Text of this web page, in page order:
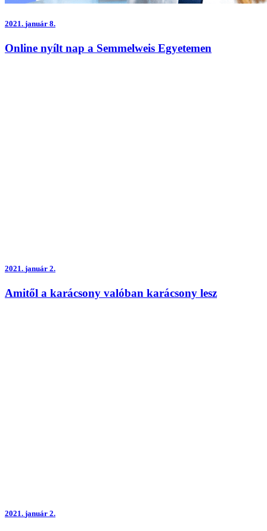
2021. január 8.
Online nyílt nap a Semmelweis Egyetemen
2021. január 2.
Amitől a karácsony valóban karácsony lesz
2021. január 2.